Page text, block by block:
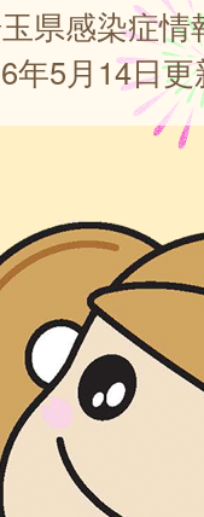
県感染症情
年5月14日更